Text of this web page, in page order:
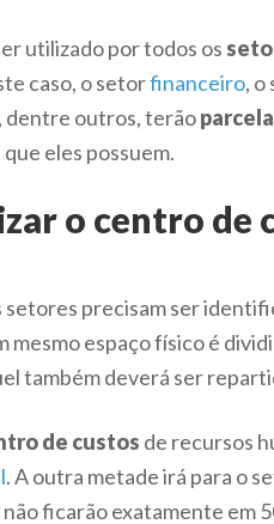
utilizado por todos os
caso, o setorfinanceiro, o
dentre outros, terão
eles possuem.
o centro de
precisam ser
mesmo espaço físico é
também deverá ser
de custos de recursos
. A outra metade irá para o
ficarão exatamente em